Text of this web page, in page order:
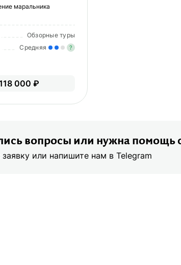
маральника
Обзорные туры
Средняя ?
000 ₽
вопросы или нужна помощь
заявку или напишите нам в Telegram